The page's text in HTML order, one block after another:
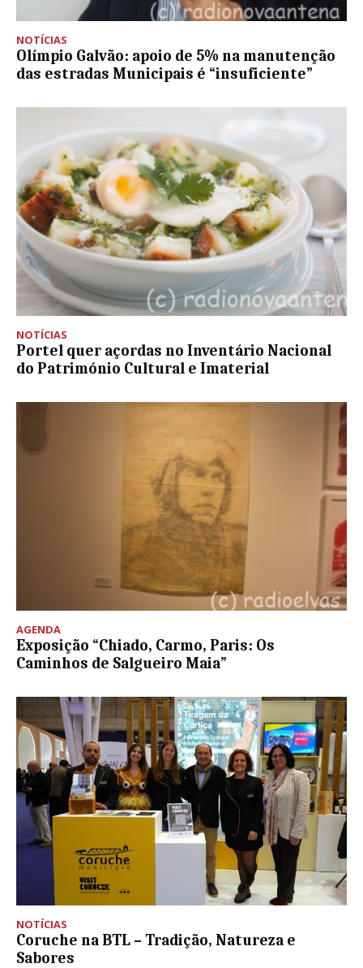
NOTÍCIAS
Olímpio Galvão: apoio de 5% na manutenção
das estradas Municipais é “insuficiente”
NOTÍCIAS
Portel quer açordas no Inventário Nacional
do Património Cultural e Imaterial
AGENDA
Exposição “Chiado, Carmo, Paris: Os
Caminhos de Salgueiro Maia”
NOTÍCIAS
Coruche na BTL – Tradição, Natureza e
Sabores